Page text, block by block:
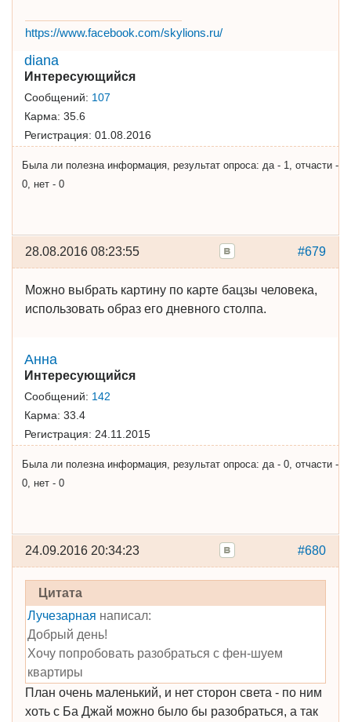
https://www.facebook.com/skylions.ru/
diana
Интересующийся
Сообщений: 107
Карма: 35.6
Регистрация: 01.08.2016
Была ли полезна информация, результат опроса: да - 1, отчасти -
0, нет - 0
#679
28.08.2016 08:23:55
Можно выбрать картину по карте бацзы человека,
использовать образ его дневного столпа.
Анна
Интересующийся
Сообщений: 142
Карма: 33.4
Регистрация: 24.11.2015
Была ли полезна информация, результат опроса: да - 0, отчасти -
0, нет - 0
#680
24.09.2016 20:34:23
Цитата
Лучезарная написал:
Добрый день!
Хочу попробовать разобраться с фен-шуем
квартиры
План очень маленький, и нет сторон света - по ним
хоть с Ба Джай можно было бы разобраться, а так